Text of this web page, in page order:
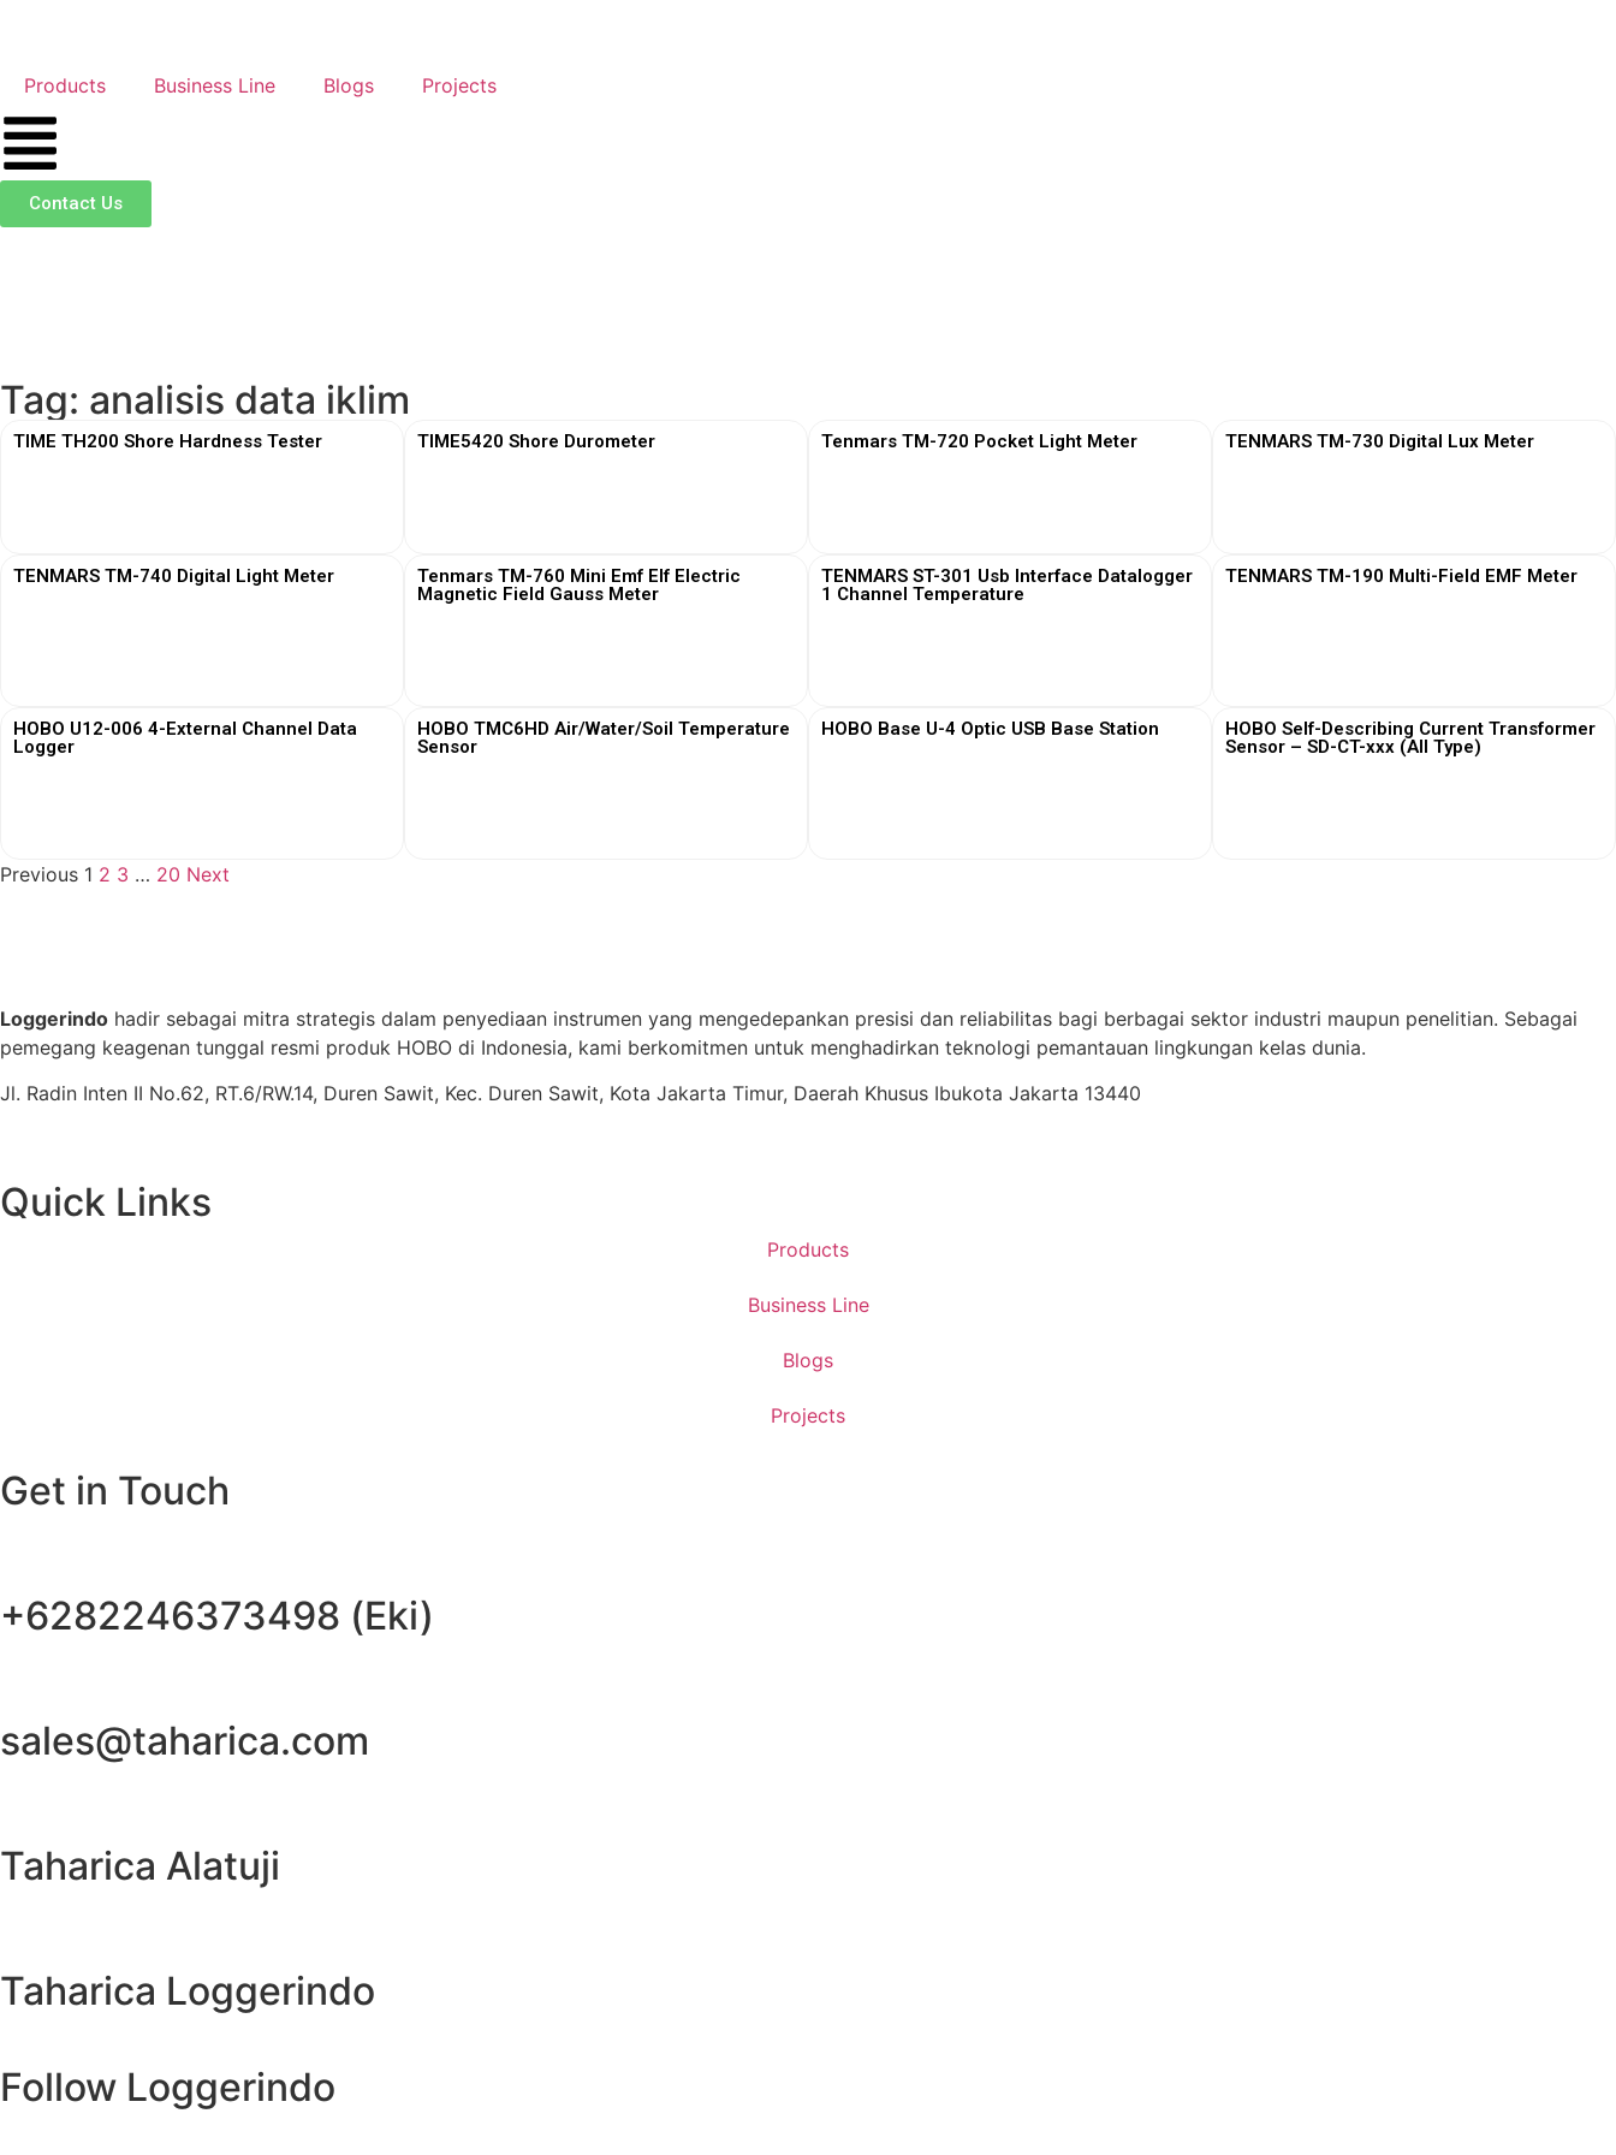
Products Business Line Blogs Projects
Contact Us
Tag: analisis data iklim
TIME TH200 Shore Hardness Tester TIME5420 Shore Durometer Tenmars TM-720 Pocket Light Meter TENMARS TM-730 Digital Lux Meter
TENMARS TM-740 Digital Light Meter
Tenmars TM-760 Mini Emf Elf Electric
Magnetic Field Gauss Meter
TENMARS ST-301 Usb Interface Datalogger
1 Channel Temperature
TENMARS TM-190 Multi-Field EMF Meter
HOBO U12-006 4-External Channel Data
Logger
HOBO TMC6HD Air/Water/Soil Temperature
Sensor
HOBO Base U-4 Optic USB Base Station
HOBO Self-Describing Current Transformer
Sensor – SD-CT-xxx (All Type)
Previous 1 2 3 … 20 Next
Loggerindo hadir sebagai mitra strategis dalam penyediaan instrumen yang mengedepankan presisi dan reliabilitas bagi berbagai sektor industri maupun penelitian. Sebagai
pemegang keagenan tunggal resmi produk HOBO di Indonesia, kami berkomitmen untuk menghadirkan teknologi pemantauan lingkungan kelas dunia.
Jl. Radin Inten II No.62, RT.6/RW.14, Duren Sawit, Kec. Duren Sawit, Kota Jakarta Timur, Daerah Khusus Ibukota Jakarta 13440
Quick Links
Products
Business Line
Blogs
Projects
Get in Touch
+6282246373498 (Eki)
sales@taharica.com
Taharica Alatuji
Taharica Loggerindo
Follow Loggerindo